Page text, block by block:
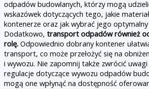
odpadów budowlanych, którzy mogą
wskazówek dotyczących tego, jakie
kontenerze oraz jak wybrać jego
Dodatkowo, transport odpadów również
rolę. Odpowiednio dobrany kontener
transport, co może przełożyć się na
i wywozu. Nie zapomnij także zwrócić
regulacje dotyczące wywozu odpadów
mogą one wpłynąć na dostępność